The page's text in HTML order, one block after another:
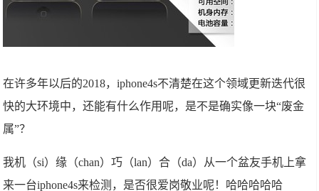
在许多年以后的2018，iphone4s不清楚在这个领域更新迭代很
快的大环境中，还能有什么作用呢，是不是确实像一块“废金
属”？
我机（si）缘（chan）巧（lan）合（da）从一个盆友手机上拿
来一台iphone4s来检测，是否很爱岗敬业呢！哈哈哈哈哈